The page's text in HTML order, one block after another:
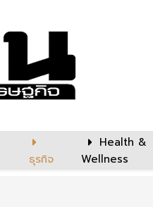
ธุรกิจ
Health &
Wellness